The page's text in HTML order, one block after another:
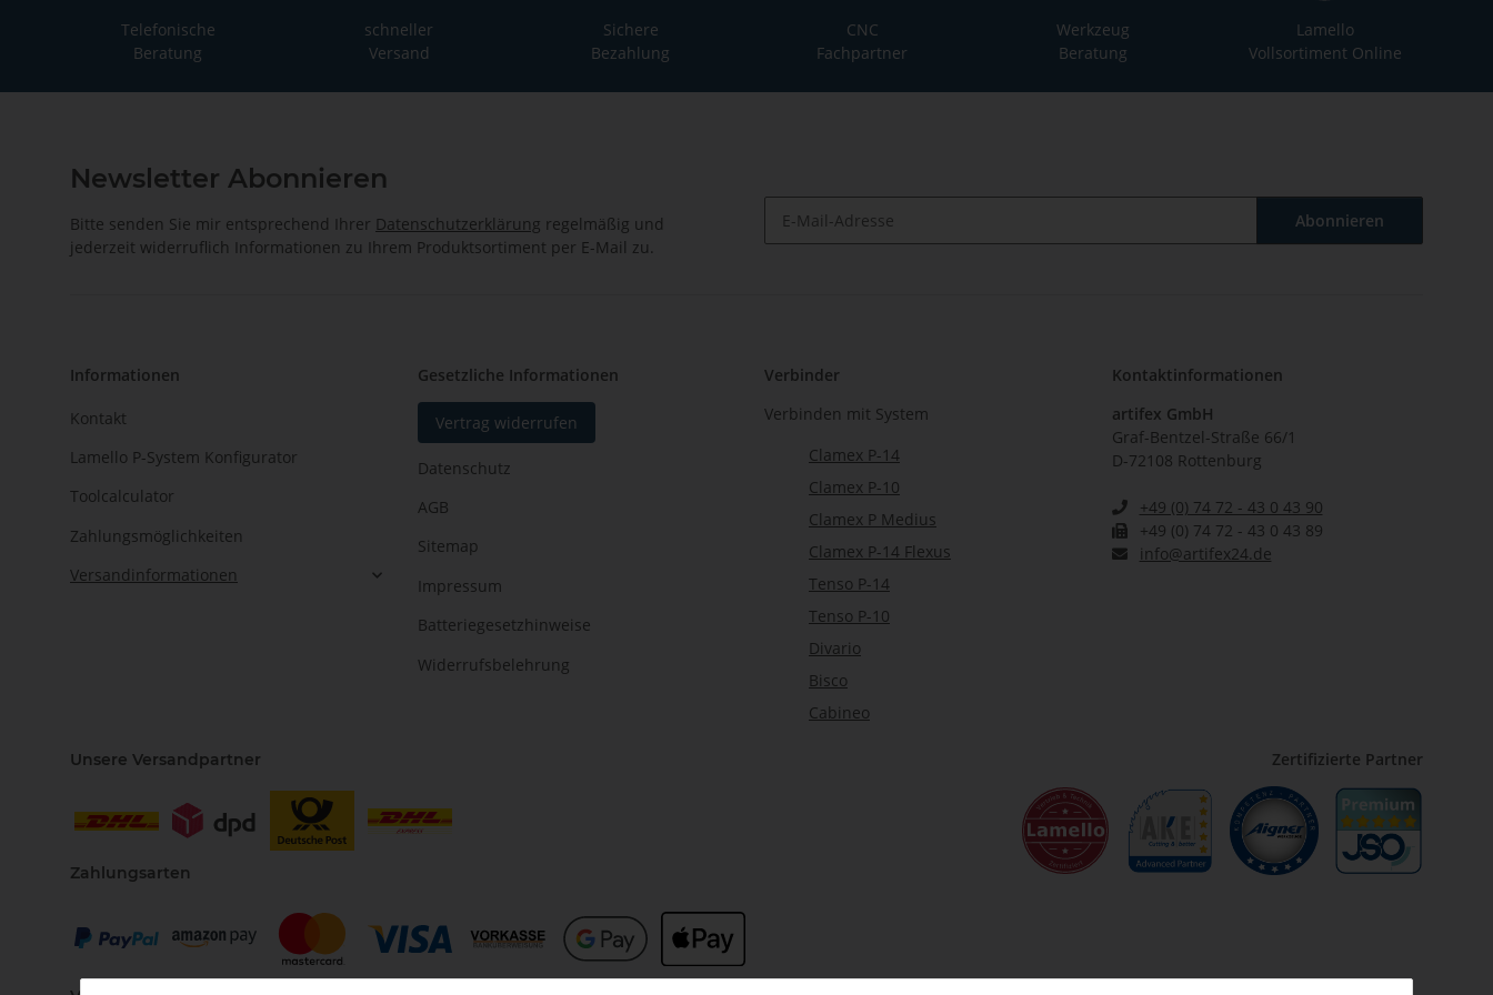
Telefonische
Beratung
schneller
Versand
Sichere
Bezahlung
CNC
Fachpartner
Werkzeug
Beratung
Lamello
Vollsortiment Online
Newsletter Abonnieren
Bitte senden Sie mir entsprechend Ihrer Datenschutzerklärung regelmäßig und
jederzeit widerruflich Informationen zu Ihrem Produktsortiment per E-Mail zu.
Abonnieren
Informationen
Kontakt
Lamello P-System Konfigurator
Toolcalculator
Zahlungsmöglichkeiten
Versandinformationen
Gesetzliche Informationen
Vertrag widerrufen
Datenschutz
AGB
Sitemap
Impressum
Batteriegesetzhinweise
Widerrufsbelehrung
Verbinder
Verbinden mit System
Clamex P-14
Clamex P-10
Clamex P Medius
Clamex P-14 Flexus
Tenso P-14
Tenso P-10
Divario
Bisco
Cabineo
Kontaktinformationen
artifex GmbH
Graf-Bentzel-Straße 66/1
D-72108 Rottenburg
+49 (0) 74 72 - 43 0 43 90
+49 (0) 74 72 - 43 0 43 89
info@artifex24.de
Unsere Versandpartner
Zahlungsarten
Zertifizierte Partner